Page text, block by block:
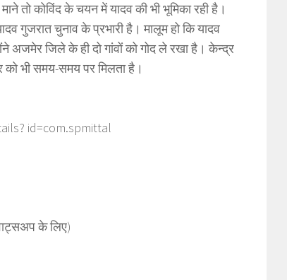
तो कोविंद के चयन में यादव की भी भूमिका रही है।
गुजरात चुनाव के प्रभारी है। मालूम हो कि यादव
जिले के ही दो गांवों को गोद ले रखा है। केन्द्र
को भी समय-समय पर मिलता है।
id=com.spmittal
के लिए)